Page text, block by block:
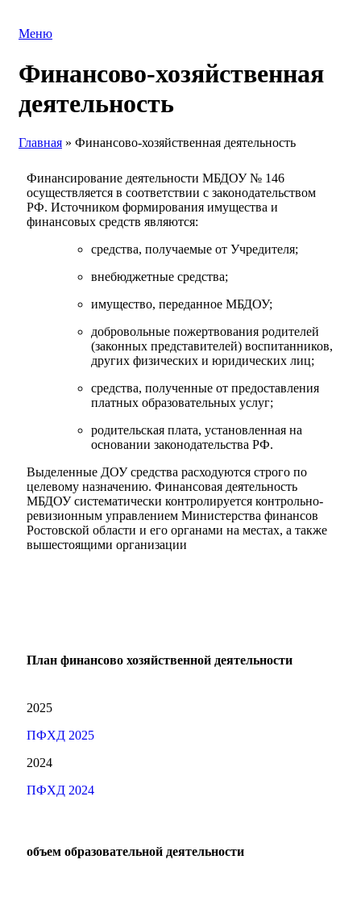
Меню
Финансово-хозяйственная
деятельность
Главная » Финансово-хозяйственная деятельность
Финансирование деятельности МБДОУ № 146
осуществляется в соответствии с законодательством
РФ. Источником формирования имущества и
финансовых средств являются:
средства, получаемые от Учредителя;
внебюджетные средства;
имущество, переданное МБДОУ;
добровольные пожертвования родителей
(законных представителей) воспитанников,
других физических и юридических лиц;
средства, полученные от предоставления
платных образовательных услуг;
родительская плата, установленная на
основании законодательства РФ.
Выделенные ДОУ средства расходуются строго по
целевому назначению. Финансовая деятельность
МБДОУ систематически контролируется контрольно-
ревизионным управлением Министерства финансов
Ростовской области и его органами на местах, а также
вышестоящими организации
План финансово хозяйственной деятельности
2025
ПФХД 2025
2024
ПФХД 2024
объем образовательной деятельности